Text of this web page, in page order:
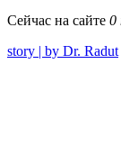
Сейчас на сайте 0
story | by Dr. Radut